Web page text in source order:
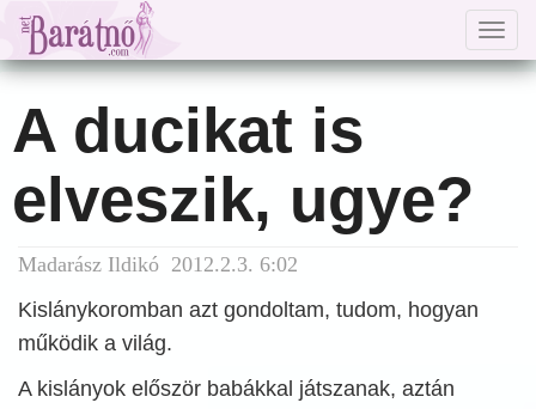
A ducikat is
elveszik, ugye?
Madarász Ildikó 2012.2.3. 6:02
Kislánykoromban azt gondoltam, tudom, hogyan
működik a világ.
A kislányok először babákkal játszanak, aztán